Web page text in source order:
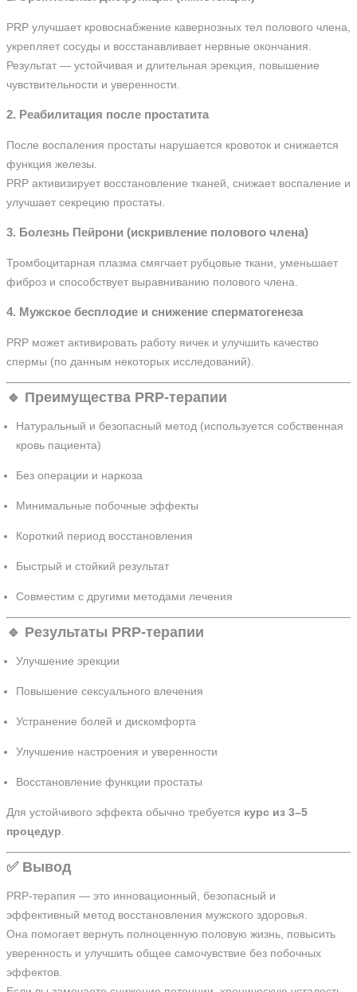
PRP улучшает кровоснабжение кавернозных тел полового члена,
укрепляет сосуды и восстанавливает нервные окончания.
Результат — устойчивая и длительная эрекция, повышение
чувствительности и уверенности.
2. Реабилитация после простатита
После воспаления простаты нарушается кровоток и снижается
функция железы.
PRP активизирует восстановление тканей, снижает воспаление и
улучшает секрецию простаты.
3. Болезнь Пейрони (искривление полового члена)
Тромбоцитарная плазма смягчает рубцовые ткани, уменьшает
фиброз и способствует выравниванию полового члена.
4. Мужское бесплодие и снижение сперматогенеза
PRP может активировать работу яичек и улучшить качество
спермы (по данным некоторых исследований).
🔹 Преимущества PRP-терапии
Натуральный и безопасный метод (используется собственная
кровь пациента)
Без операции и наркоза
Минимальные побочные эффекты
Короткий период восстановления
Быстрый и стойкий результат
Совместим с другими методами лечения
🔹 Результаты PRP-терапии
Улучшение эрекции
Повышение сексуального влечения
Устранение болей и дискомфорта
Улучшение настроения и уверенности
Восстановление функции простаты
Для устойчивого эффекта обычно требуется курс из 3–5
процедур
✅ Вывод
PRP-терапия — это инновационный, безопасный и
эффективный метод восстановления мужского здоровья.
Она помогает вернуть полноценную половую жизнь, повысить
уверенность и улучшить общее самочувствие без побочных
эффектов.